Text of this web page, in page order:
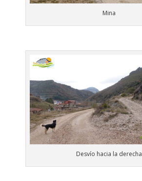
Mina
Desvío hacia la derecha